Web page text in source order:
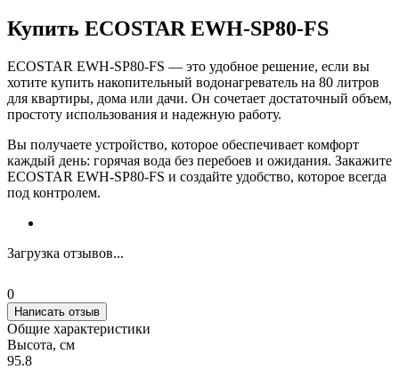
Купить ECOSTAR EWH-SP80-FS
ECOSTAR EWH-SP80-FS — это удобное решение, если вы
хотите купить накопительный водонагреватель на 80 литров
для квартиры, дома или дачи. Он сочетает достаточный объем,
простоту использования и надежную работу.
Вы получаете устройство, которое обеспечивает комфорт
каждый день: горячая вода без перебоев и ожидания. Закажите
ECOSTAR EWH-SP80-FS и создайте удобство, которое всегда
под контролем.
Загрузка отзывов...
0
Написать отзыв
Общие характеристики
Высота, см
95.8